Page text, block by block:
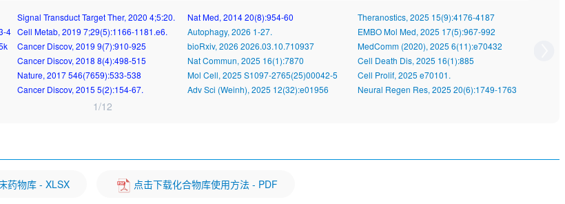
4
Signal Transduct Target Ther, 2020 4;5:20.
Cell Metab, 2019 7;29(5):1166-1181.e6.
Cancer Discov, 2019 9(7):910-925
Cancer Discov, 2018 8(4):498-515
Nature, 2017 546(7659):533-538
Cancer Discov, 2015 5(2):154-67.
Nat Med, 2014 20(8):954-60
Autophagy, 2026 1-27.
bioRxiv, 2026 2026.03.10.710937
Nat Commun, 2025 16(1):7870
Mol Cell, 2025 S1097-2765(25)00042-5
Adv Sci (Weinh), 2025 12(32):e01956
Theranostics, 2025 15(9):4176-4187
EMBO Mol Med, 2025 17(5):967-992
MedComm (2020), 2025 6(11):e70432
Cell Death Dis, 2025 16(1):885
Cell Prolif, 2025 e70101.
Neural Regen Res, 2025 20(6):1749-1763
1/12
药物库 - XLSX 点击下载化合物库使用方法 - PDF